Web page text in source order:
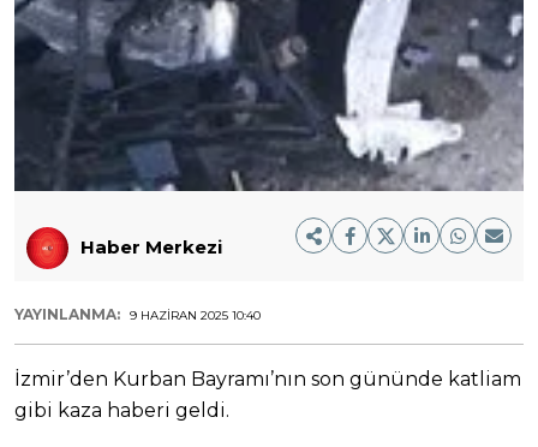
Haber Merkezi
YAYINLANMA: 9 HAZIRAN 2025 10:40
İzmir’den Kurban Bayramı’nın son gününde katliam
gibi kaza haberi geldi.